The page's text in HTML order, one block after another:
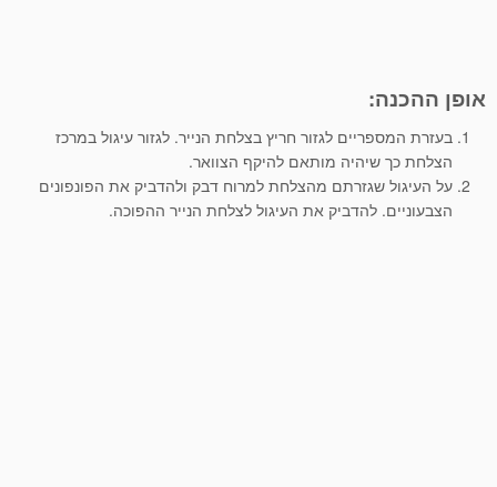
אופן ההכנה:
בעזרת המספריים לגזור חריץ בצלחת הנייר. לגזור עיגול במרכז
הצלחת כך שיהיה מותאם להיקף הצוואר.
על העיגול שגזרתם מהצלחת למרוח דבק ולהדביק את הפונפונים
הצבעוניים. להדביק את העיגול לצלחת הנייר ההפוכה.